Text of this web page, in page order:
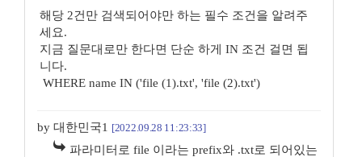
해당 2건만 검색되어야만 하는 필수 조건을 알려주
세요.
지금 질문대로만 한다면 단순 하게 IN 조건 걸면 됩
니다.
WHERE name IN ('file (1).txt', 'file (2).txt')
by 대한민국1 [2022.09.28 11:23:33]
파라미터로 file 이라는 prefix와 .txt로 되어있는